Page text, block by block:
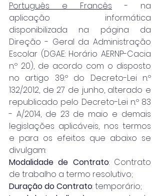
Português e Francês - na
aplicação informática
disponibilizada na página da
Direção - Geral da Administração
Escolar (DGAE: Horário AERNP-Cacia
n.º 20), de acordo com o disposto
no artigo 39.º do Decreto-Lei n.º
132/2012, de 27 de junho, alterado e
republicado pelo Decreto-Lei n.º 83
- A/2014, de 23 de maio e demais
legislações aplicáveis, nos termos
e para os efeitos que abaixo se
divulgam:
Modalidade de Contrato: Contrato
de trabalho a termo resolutivo;
Duração do Contrato: temporário;